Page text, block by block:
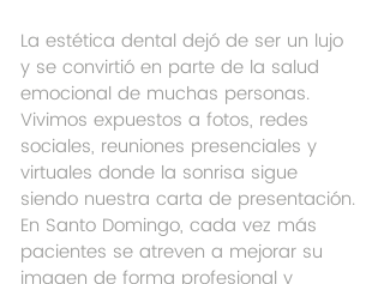
La estética dental dejó de ser un lujo
y se convirtió en parte de la salud
emocional de muchas personas.
Vivimos expuestos a fotos, redes
sociales, reuniones presenciales y
virtuales donde la sonrisa sigue
siendo nuestra carta de presentación.
En Santo Domingo, cada vez más
pacientes se atreven a mejorar su